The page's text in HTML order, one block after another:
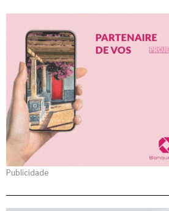
Publicidade